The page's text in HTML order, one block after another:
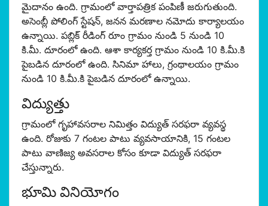
మైదానం ఉంది. గ్రామంలో వార్తాపత్రిక పంపిణీ జరుగుతుంది.
అసెంబ్లీ పోలింగ్ స్టేషన్, జనన మరణాల నమోదు కార్యాలయం
ఉన్నాయి. పబ్లిక్ రీడింగ్ రూం గ్రామం నుండి 5 నుండి 10
కి.మీ. దూరంలో ఉంది. ఆశా కార్యకర్త గ్రామం నుండి 10 కి.మీ.కి
పైబడిన దూరంలో ఉంది. సినిమా హాలు, గ్రంథాలయం గ్రామం
నుండి 10 కి.మీ.కి పైబడిన దూరంలో ఉన్నాయి.
విద్యుత్తు
గ్రామంలో గృహావసరాల నిమిత్తం విద్యుత్ సరఫరా వ్యవస్థ
ఉంది. రోజుకు 7 గంటల పాటు వ్యవసాయానికి, 15 గంటల
పాటు వాణిజ్య అవసరాల కోసం కూడా విద్యుత్ సరఫరా
చేస్తున్నారు.
భూమి వినియోగం